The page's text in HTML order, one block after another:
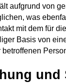
aufgrund von
was
mit dem für
Basis von